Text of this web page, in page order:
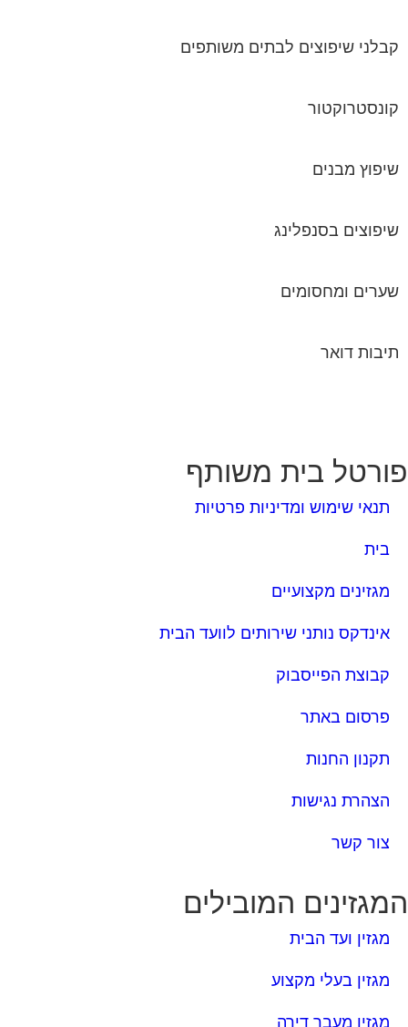
קבלני שיפוצים לבתים משותפים
קונסטרוקטור
שיפוץ מבנים
שיפוצים בסנפלינג
שערים ומחסומים
תיבות דואר
בית משותף
תנאי שימוש ומדיניות פרטיות
בית
מגזינים מקצועיים
אינדקס נותני שירותים לוועד הבית
קבוצת הפייסבוק
פרסום באתר
תקנון החנות
הצהרת נגישות
צור קשר
המובילים
מגזין ועד הבית
מגזין בעלי מקצוע
מגזין מעבר דירה